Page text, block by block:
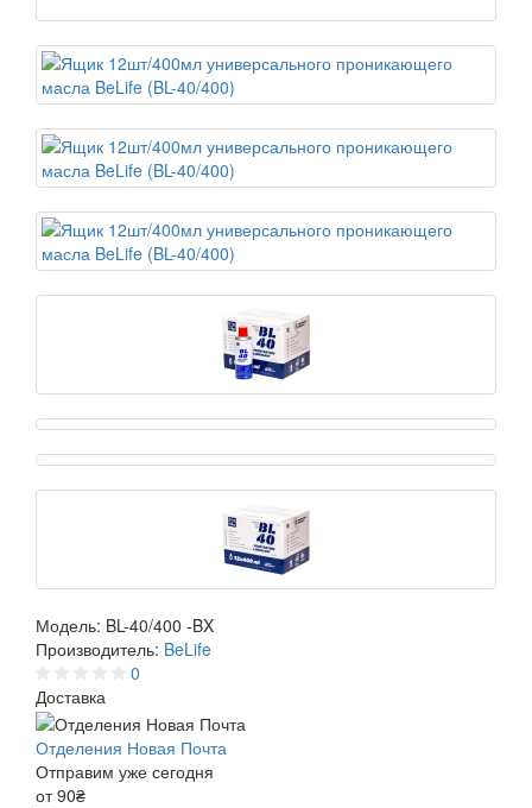
Модель: BL-40/400 -BX
Производитель: BeLife
0
Доставка
Отделения Новая Почта
Отправим уже сегодня
от 90₴